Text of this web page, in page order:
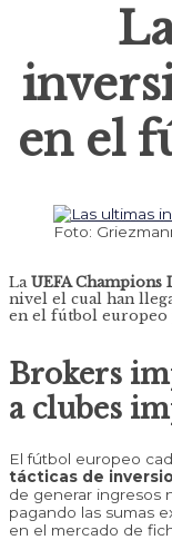
en el
Foto:
La UEFA Champions
nivel el cual han
en el fútbol europeo
Brokers
a clubes
El fútbol europeo
tácticas de
de generar ingresos
pagando las sumas
en el mercado de